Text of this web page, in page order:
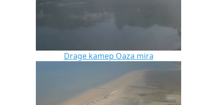
Drage kamep Oaza mira